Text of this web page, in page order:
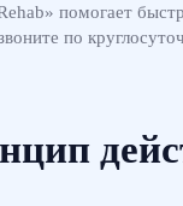
помогает
по